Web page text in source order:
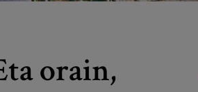
orain,